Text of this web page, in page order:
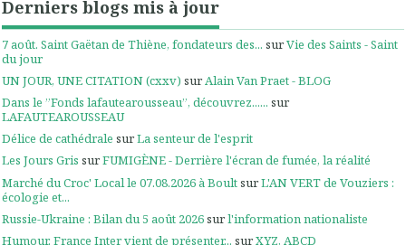
Derniers blogs mis à jour
7 août. Saint Gaëtan de Thiène, fondateurs des... surVie des Saints - Saint
du jour
UN JOUR, UNE CITATION (cxxv) surAlain Van Praet - BLOG
Dans le ”Fonds lafautearousseau”, découvrez...... sur
LAFAUTEAROUSSEAU
Délice de cathédrale surLa senteur de l'esprit
Les Jours Gris surFUMIGÈNE - Derrière l'écran de fumée, la réalité
Marché du Croc' Local le 07.08.2026 à BoultsurL'AN VERT de Vouziers :
écologie et...
Russie-Ukraine : Bilan du 5 août 2026surl'information nationaliste
Humour. France Inter vient de présenter... surXYZ, ABCD